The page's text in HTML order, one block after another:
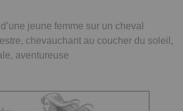
jeune femme sur un cheval
chevauchant au coucher du soleil,
aventureuse